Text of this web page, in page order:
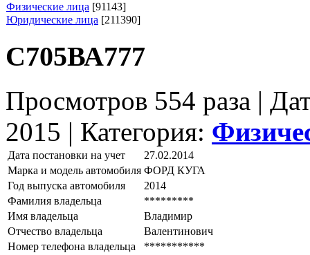
Физические лица [91143]
Юридические лица [211390]
С705ВА777
Просмотров 554 раза |
2015 | Категория:
Дата постановки на учет
27.02.2014
Марка и модель автомобиля ФОРД КУГА
Год выпуска автомобиля
2014
Фамилия владельца
*********
Имя владельца
Владимир
Отчество владельца
Валентинович
Номер телефона владельца
***********